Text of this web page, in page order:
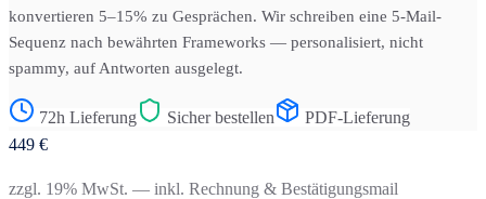
konvertieren 5–15% zu Gesprächen. Wir schreiben eine 5-Mail-
Sequenz nach bewährten Frameworks — personalisiert, nicht
spammy, auf Antworten ausgelegt.
72h Lieferung Sicher bestellen
PDF-Lieferung
449 €
zzgl. 19% MwSt. — inkl. Rechnung & Bestätigungsmail